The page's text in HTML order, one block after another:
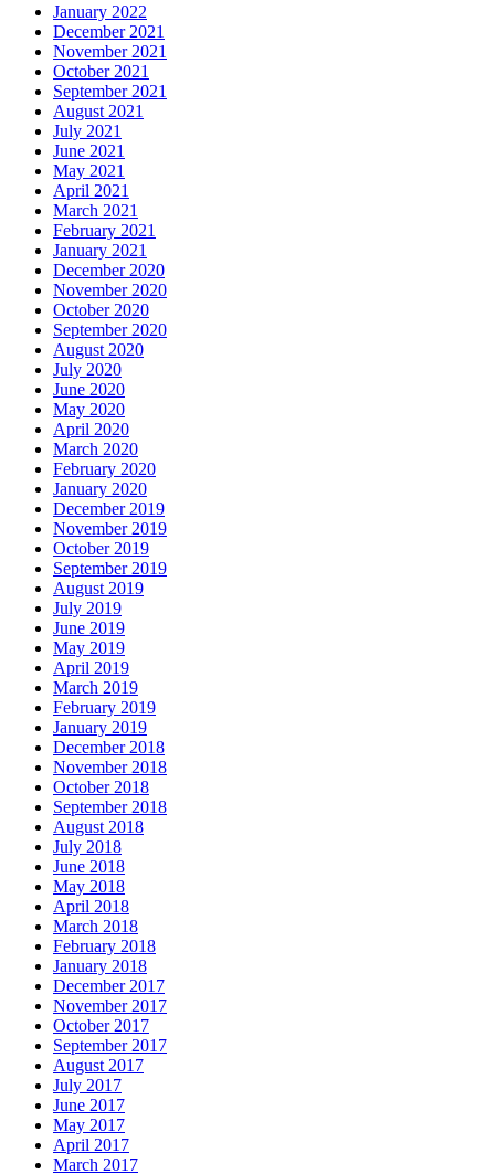
January 2022
December 2021
November 2021
October 2021
September 2021
August 2021
July 2021
June 2021
May 2021
April 2021
March 2021
February 2021
January 2021
December 2020
November 2020
October 2020
September 2020
August 2020
July 2020
June 2020
May 2020
April 2020
March 2020
February 2020
January 2020
December 2019
November 2019
October 2019
September 2019
August 2019
July 2019
June 2019
May 2019
April 2019
March 2019
February 2019
January 2019
December 2018
November 2018
October 2018
September 2018
August 2018
July 2018
June 2018
May 2018
April 2018
March 2018
February 2018
January 2018
December 2017
November 2017
October 2017
September 2017
August 2017
July 2017
June 2017
May 2017
April 2017
March 2017